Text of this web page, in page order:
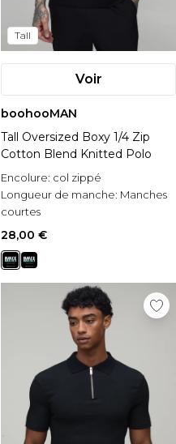
Tall
Voir
boohooMAN
Tall Oversized Boxy 1/4 Zip
Cotton Blend Knitted Polo
Encolure: col zippé
Longueur de manche: Manches
courtes
Style:Polo
28,00 €